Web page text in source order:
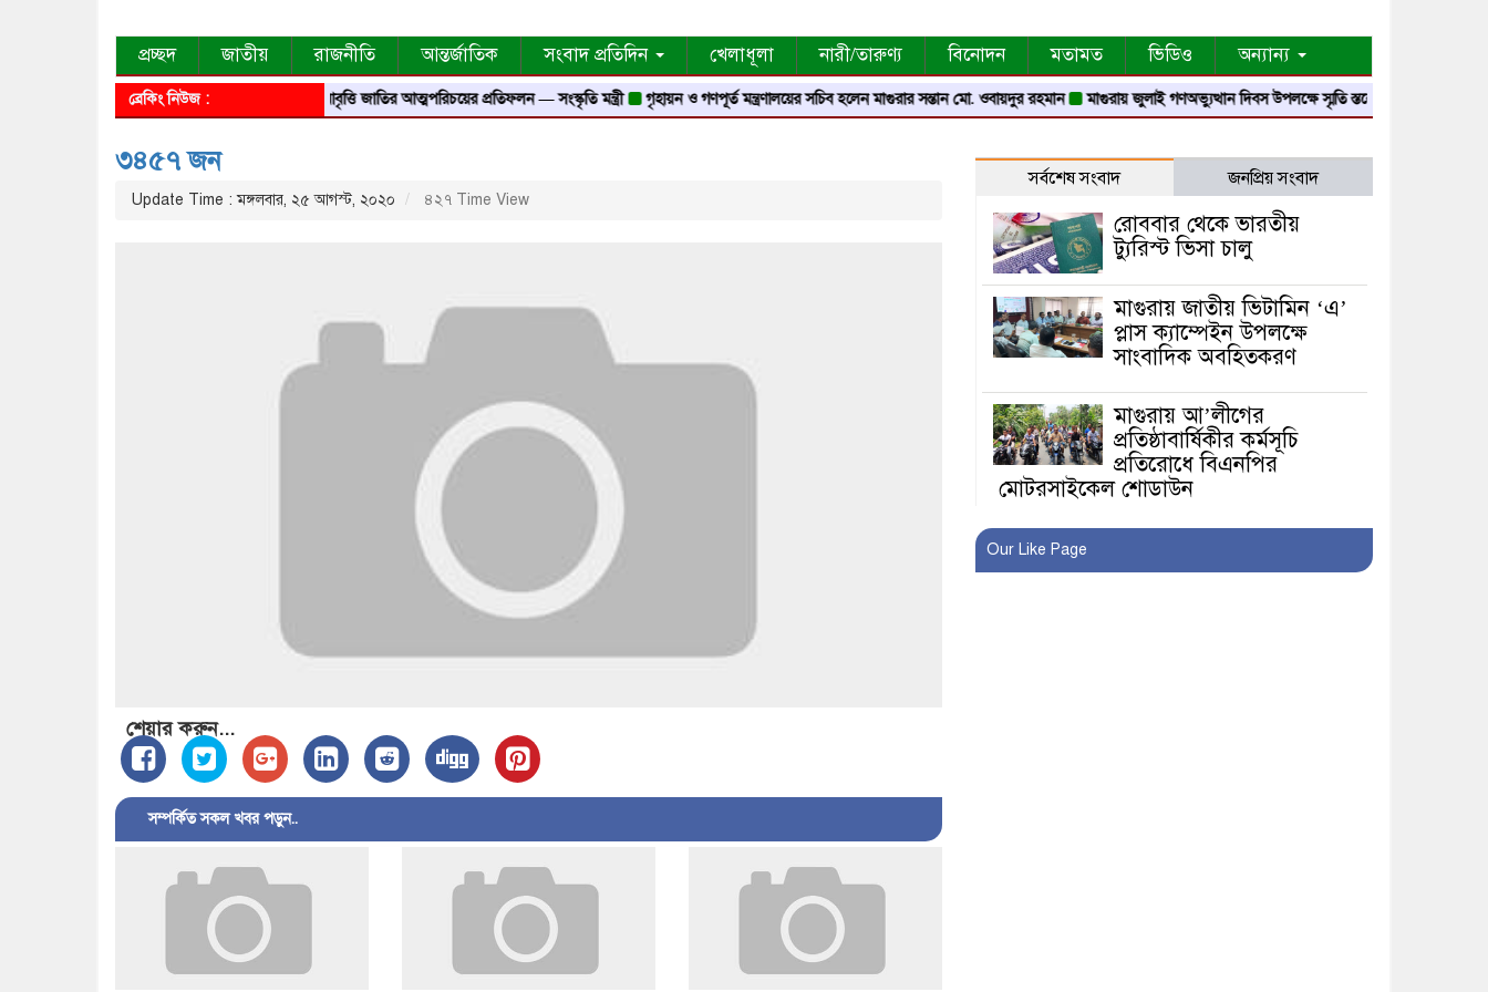
প্রচ্ছদ জাতীয় রাজনীতি আন্তর্জাতিক সংবাদ প্রতিদিন খেলাধূলা নারী/তারুণ্য বিনোদন মতামত ভিডিও অন্যান্য
ব্রেকিং নিউজ : আবৃত্তি জাতির আত্মপরিচয়ের প্রতিফলন — সংস্কৃতি মন্ত্রী গৃহায়ন ও গণপূর্ত মন্ত্রণালয়ের সচিব হলেন মাগুরার সন্তান মো. ওবায়দুর রহমান মাগুরায় জুলাই গণঅভ্যুত্থান দিবস উপলক্ষে স্মৃতি স্তম্ভে শ্রদ্ধা নিবেদন
৩৪৫৭ জন
Update Time : মঙ্গলবার, ২৫ আগস্ট, ২০২০ ৪২৭ Time View
শেয়ার করুন...
সম্পর্কিত সকল খবর পড়ুন..
সর্বশেষ সংবাদ জনপ্রিয় সংবাদ
রোববার থেকে ভারতীয়
ট্যুরিস্ট ভিসা চালু
মাগুরায় জাতীয় ভিটামিন ‘এ’
প্লাস ক্যাম্পেইন উপলক্ষে
সাংবাদিক অবহিতকরণ
মাগুরায় আ’লীগের
প্রতিষ্ঠাবার্ষিকীর কর্মসূচি
প্রতিরোধে বিএনপির
মোটরসাইকেল শোডাউন
মাগুরার ডিসি
Our Like Page